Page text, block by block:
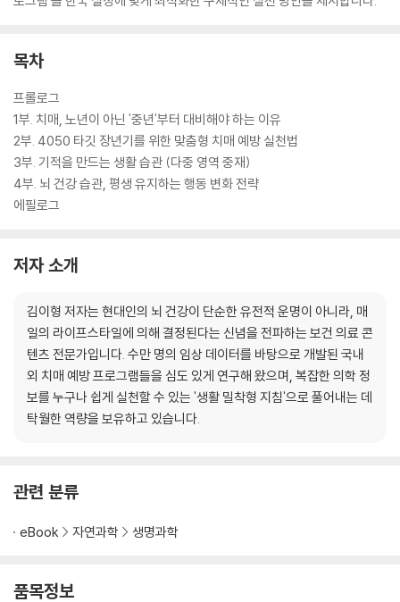
목차
프롤로그
1부. 치매, 노년이 아닌 '중년'부터 대비해야 하는 이유
2부. 4050 타깃 장년기를 위한 맞춤형 치매 예방 실천법
3부. 기적을 만드는 생활 습관 (다중 영역 중재)
4부. 뇌 건강 습관, 평생 유지하는 행동 변화 전략
에필로그
저자 소개
김이형 저자는 현대인의 뇌 건강이 단순한 유전적 운명이 아니라, 매
일의 라이프스타일에 의해 결정된다는 신념을 전파하는 보건 의료 콘
텐츠 전문가입니다. 수만 명의 임상 데이터를 바탕으로 개발된 국내
외 치매 예방 프로그램들을 심도 있게 연구해 왔으며, 복잡한 의학 정
보를 누구나 쉽게 실천할 수 있는 '생활 밀착형 지침'으로 풀어내는 데
탁월한 역량을 보유하고 있습니다.
관련 분류
eBook 자연과학 생명과학
품목정보